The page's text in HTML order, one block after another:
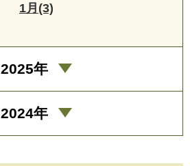
1月(3)
2025年
2024年